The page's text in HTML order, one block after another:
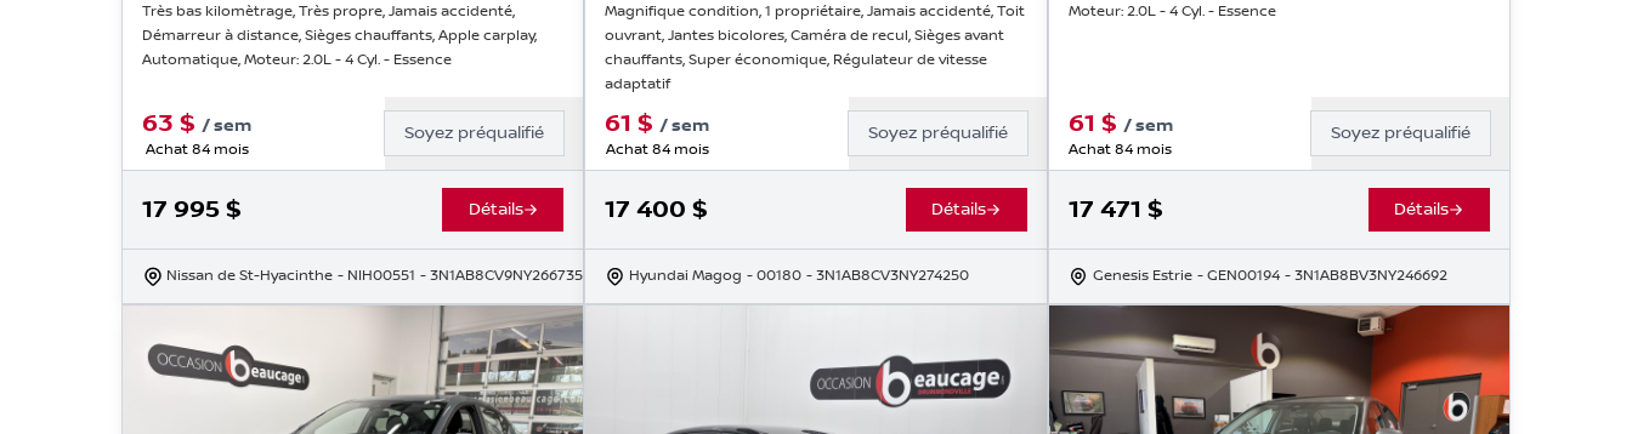
Très bas kilomètrage, Très propre, Jamais accidenté,
Démarreur à distance, Sièges chauffants, Apple carplay,
Automatique, Moteur: 2.0L - 4 Cyl. - Essence
63 $ /sem
Achat 84 mois
Soyez préqualifié
17 995 $ Détails
Nissan de St-Hyacinthe - NIH00551 - 3N1AB8CV9NY266735
Magnifique condition, 1 propriétaire, Jamais accidenté, Toit
ouvrant, Jantes bicolores, Caméra de recul, Sièges avant
chauffants, Super économique, Régulateur de vitesse
adaptatif
61 $ /sem
Achat 84 mois
Soyez préqualifié
17 400 $ Détails
Hyundai Magog - 00180 - 3N1AB8CV3NY274250
Moteur: 2.0L - 4 Cyl. - Essence
61 $ /sem
Achat 84 mois
Soyez préqualifié
17 471 $ Détails
Genesis Estrie - GEN00194 - 3N1AB8BV3NY246692